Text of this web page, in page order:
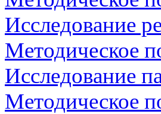
Исследование
Методическое
Исследование
Методическое